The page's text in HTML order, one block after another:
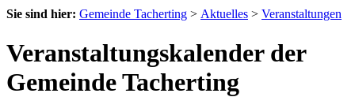
Sie sind hier: Gemeinde Tacherting > Aktuelles > Veranstaltungen
Veranstaltungskalender der
Gemeinde Tacherting